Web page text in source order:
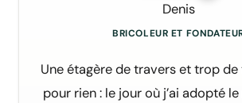
Denis
BRICOLEUR ET
Une étagère de travers et trop
pour rien : le jour où j’ai adopté